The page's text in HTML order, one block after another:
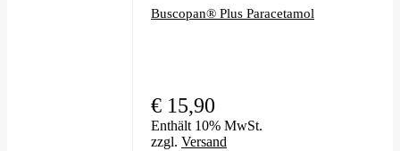
Buscopan® Plus Paracetamol
€ 15,90
Enthält 10% MwSt.
zzgl. Versand